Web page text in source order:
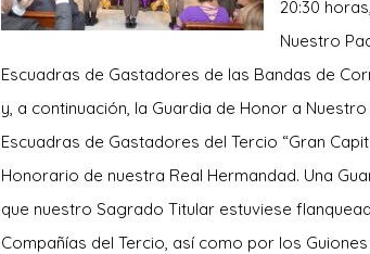
20:30
Nuestro
Escuadras de Gastadores de las Bandas de
y, a continuación, la Guardia de Honor a
Escuadras de Gastadores del Tercio “Gran
Honorario de nuestra Real Hermandad. Una
que nuestro Sagrado Titular estuviese
Compañías del Tercio, así como por los